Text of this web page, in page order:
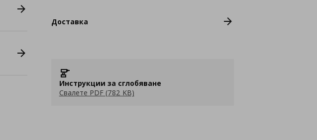
Доставка
Инструкции за сглобяване
Свалете PDF (782 KB)